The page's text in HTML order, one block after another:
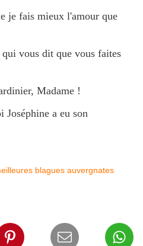
je fais mieux l'amour que
vous dit que vous faites
Madame !
a eu son
blagues auvergnates